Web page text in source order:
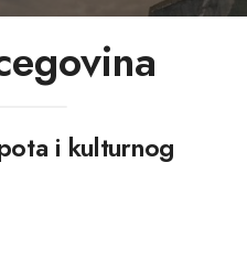
i kulturnog